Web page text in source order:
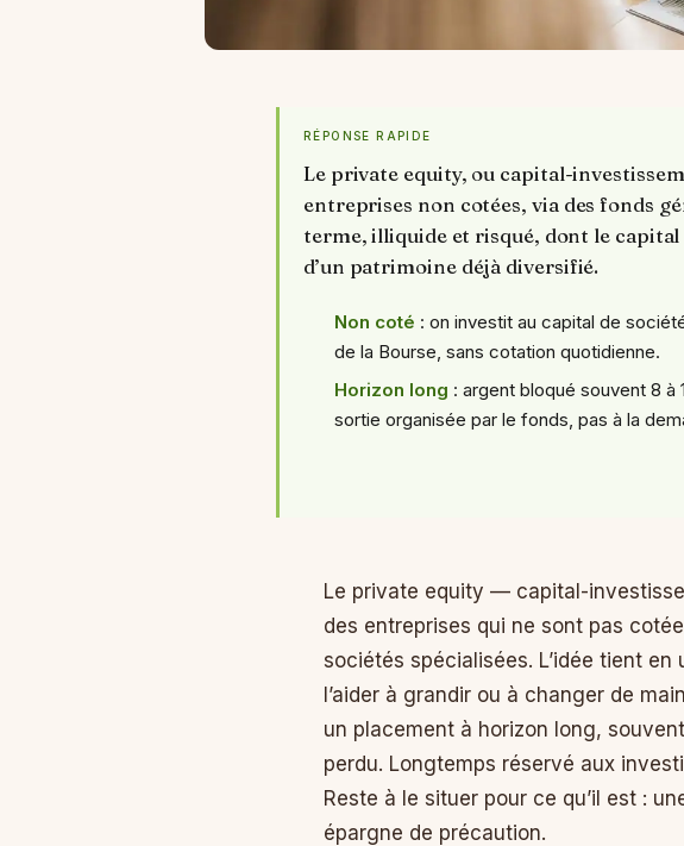
RÉPONSE RAPIDE
Le private equity, ou capital-
entreprises non cotées, via des fonds
terme, illiquide et risqué, dont le
d’un patrimoine déjà diversifié.
Non coté : on investit au capital de
de la Bourse, sans cotation quotidienne.
Horizon long : argent bloqué souvent 8 à
sortie organisée par le fonds, pas à la
Le private equity — capital-
des entreprises qui ne sont pas
sociétés spécialisées. L’idée tient
l’aider à grandir ou à changer de
un placement à horizon long,
perdu. Longtemps réservé aux
Reste à le situer pour ce qu’il est :
épargne de précaution.